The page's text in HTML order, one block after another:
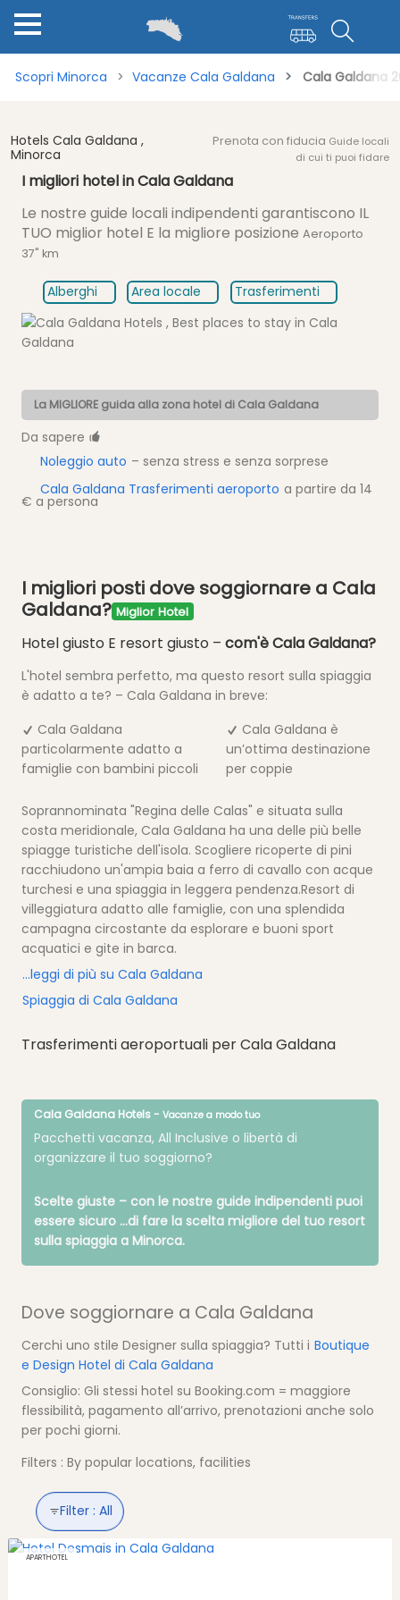
Scopri Minorca Vacanze Cala Galdana Cala Galdana
Hotels Cala Galdana ,
Minorca
Prenota con fiducia Guide locali
di cui ti puoi fidare
I migliori hotel in Cala Galdana
Le nostre guide locali indipendenti garantiscono IL
TUO miglior hotel E la migliore posizione Aeroporto
37" km
Alberghi Area locale Trasferimenti
La MIGLIORE guida alla zona hotel di Cala Galdana
Da sapere
Noleggio auto – senza stress e senza sorprese
Cala Galdana Trasferimenti aeroporto a partire da 14
€ a persona
I migliori posti dove soggiornare a Cala
Galdana? Miglior Hotel
Hotel giusto E resort giusto – com'è Cala Galdana?
L'hotel sembra perfetto, ma questo resort sulla spiaggia
è adatto a te? – Cala Galdana in breve:
Cala Galdana
particolarmente adatto a
famiglie con bambini piccoli
Cala Galdana è
un’ottima destinazione
per coppie
Soprannominata "Regina delle Calas" e situata sulla
costa meridionale, Cala Galdana ha una delle più belle
spiagge turistiche dell'isola. Scogliere ricoperte di pini
racchiudono un'ampia baia a ferro di cavallo con acque
turchesi e una spiaggia in leggera pendenza.Resort di
villeggiatura adatto alle famiglie, con una splendida
campagna circostante da esplorare e buoni sport
acquatici e gite in barca.
…leggi di più su Cala Galdana
Spiaggia di Cala Galdana
Trasferimenti aeroportuali per Cala Galdana
Cala Galdana Hotels - Vacanze a modo tuo
Pacchetti vacanza, All Inclusive o libertà di
organizzare il tuo soggiorno?
Scelte giuste – con le nostre guide indipendenti puoi
essere sicuro ...di fare la scelta migliore del tuo resort
sulla spiaggia a Minorca.
Dove soggiornare a Cala Galdana
Cerchi uno stile Designer sulla spiaggia? Tutti i Boutique
e Design Hotel di Cala Galdana
Consiglio: Gli stessi hotel su Booking.com = maggiore
flessibilità, pagamento all’arrivo, prenotazioni anche solo
per pochi giorni.
Filters : By popular locations, facilities
Filter : All
APARTHOTEL